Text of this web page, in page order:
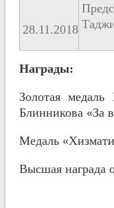
28.11.2018
Награды:
Золотая
Блинникова «За
Медаль
Высшая награда